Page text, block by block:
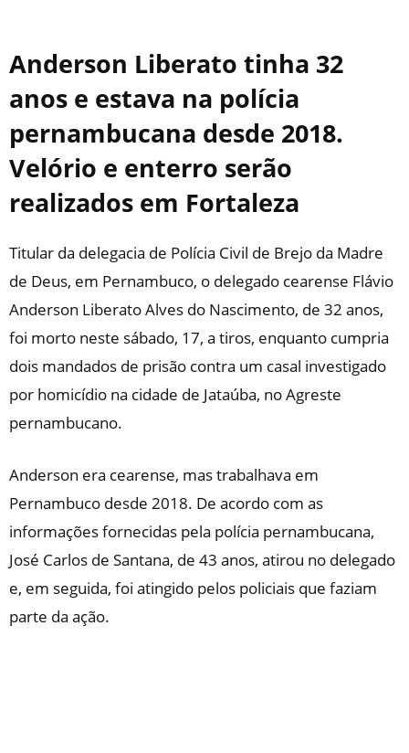
Anderson Liberato tinha 32
anos e estava na polícia
pernambucana desde 2018.
Velório e enterro serão
realizados em Fortaleza
Titular da delegacia de Polícia Civil de Brejo da Madre
de Deus, em Pernambuco, o delegado cearense Flávio
Anderson Liberato Alves do Nascimento, de 32 anos,
foi morto neste sábado, 17, a tiros, enquanto cumpria
dois mandados de prisão contra um casal investigado
por homicídio na cidade de Jataúba, no Agreste
pernambucano.
Anderson era cearense, mas trabalhava em
Pernambuco desde 2018. De acordo com as
informações fornecidas pela polícia pernambucana,
José Carlos de Santana, de 43 anos, atirou no delegado
e, em seguida, foi atingido pelos policiais que faziam
parte da ação.